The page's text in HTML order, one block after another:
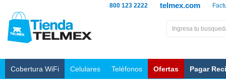
telmex.com
800 123 2222
Cobertura WiFi Celulares Teléfonos Ofertas Pagar